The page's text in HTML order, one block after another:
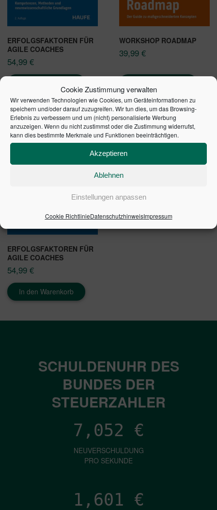
Cookie Zustimmung verwalten
Wir verwenden Technologien wie Cookies, um Geräteinformationen zu
speichern und/oder darauf zuzugreifen. Wir tun dies, um das Browsing-
Erlebnis zu verbessern und um (nicht) personalisierte Werbung
anzuzeigen. Wenn du nicht zustimmst oder die Zustimmung widerrufst,
kann dies bestimmte Merkmale und Funktionen beeinträchtigen.
Akzeptieren
Ablehnen
Einstellungen anpassen
Cookie RichtlinieDatenschutzhinweisImpressum
ERFOLGSFAKTOREN FÜR
AGILE COACHES
54,99 €
WORKSHOP ROADMAP
39,99 €
ERFOLGSFAKTOREN FÜR
AGILE COACHES
54,99 €
In den Warenkorb
SCHULDENUHR DES
BUNDES DER
STEUERZAHLER
7,052 €
NEUVERSCHULDUNG
PRO SEKUNDE
1,601 €